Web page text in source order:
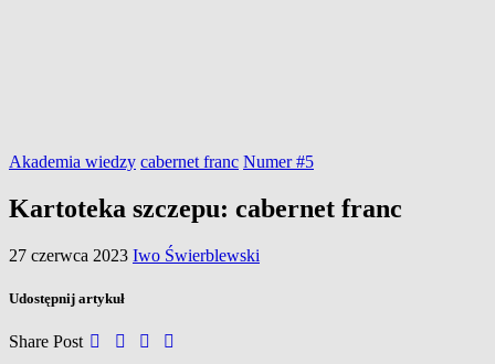
Akademia wiedzy cabernet franc Numer #5
Kartoteka szczepu: cabernet franc
27 czerwca 2023 Iwo Świerblewski
Udostępnij artykuł
Share Post